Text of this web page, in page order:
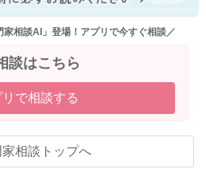
相談AI」登場！アプリで今すぐ相談／
談はこちら
リで相談する
相談トップへ